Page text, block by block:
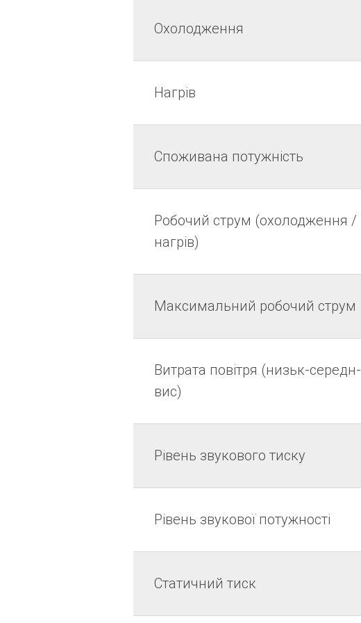
Охолодження
Нагрів
Споживана потужність
Робочий струм (охолодження /
нагрів)
Максимальний робочий струм
Витрата повітря (низьк-середн-
вис)
Рівень звукового тиску
Рівень звукової потужності
Статичний тиск